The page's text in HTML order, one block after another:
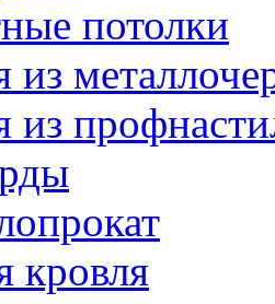
потолки
из
из
кровля